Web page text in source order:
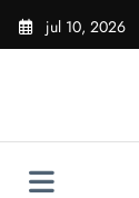
Skoči
jul 10, 2026